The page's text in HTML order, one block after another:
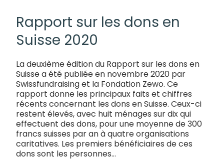
Rapport sur les dons en
Suisse 2020
La deuxième édition du Rapport sur les dons en
Suisse a été publiée en novembre 2020 par
Swissfundraising et la Fondation Zewo. Ce
rapport donne les principaux faits et chiffres
récents concernant les dons en Suisse. Ceux-ci
restent élevés, avec huit ménages sur dix qui
effectuent des dons, pour une moyenne de 300
francs suisses par an à quatre organisations
caritatives. Les premiers bénéficiaires de ces
dons sont les personnes...